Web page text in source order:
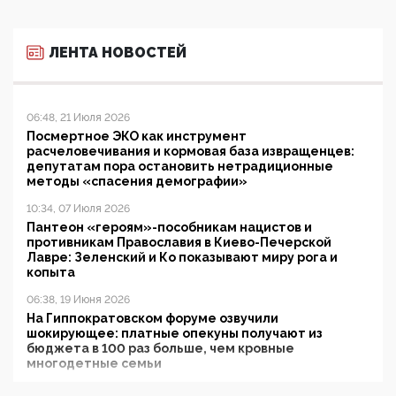
ЛЕНТА НОВОСТЕЙ
06:48, 21 Июля 2026
Посмертное ЭКО как инструмент
расчеловечивания и кормовая база извращенцев:
депутатам пора остановить нетрадиционные
методы «спасения демографии»
10:34, 07 Июля 2026
Пантеон «героям»-пособникам нацистов и
противникам Православия в Киево-Печерской
Лавре: Зеленский и Ко показывают миру рога и
копыта
06:38, 19 Июня 2026
На Гиппократовском форуме озвучили
шокирующее: платные опекуны получают из
бюджета в 100 раз больше, чем кровные
многодетные семьи